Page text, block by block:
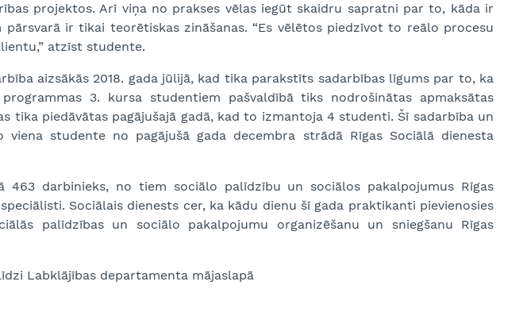
projektos. Arī viņa no prakses vēlas iegūt skaidru sapratni par to, kāda ir
pārsvarā ir tikai teorētiskas zināšanas. “Es vēlētos piedzīvot to reālo procesu
atzīst studente.
aizsākās 2018. gada jūlijā, kad tika parakstīts sadarbības līgums par to, ka
3. kursa studentiem pašvaldībā tiks nodrošinātas apmaksātas
tika piedāvātas pagājušajā gadā, kad to izmantoja 4 studenti. Šī sadarbība un
studente no pagājušā gada decembra strādā Rīgas Sociālā dienesta
463 darbinieks, no tiem sociālo palīdzību un sociālos pakalpojumus Rīgas
Sociālais dienests cer, ka kādu dienu šī gada praktikanti pievienosies
palīdzības un sociālo pakalpojumu organizēšanu un sniegšanu Rīgas
Labklājības departamenta mājaslapā